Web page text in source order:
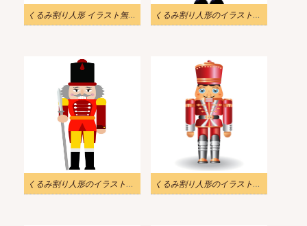
くるみ割り人形 イラスト無料画像 くるみ割り人形のイラストを無料でダウンロード
くるみ割り人形のイラスト無料画像 2 くるみ割り人形のイラスト無料画像